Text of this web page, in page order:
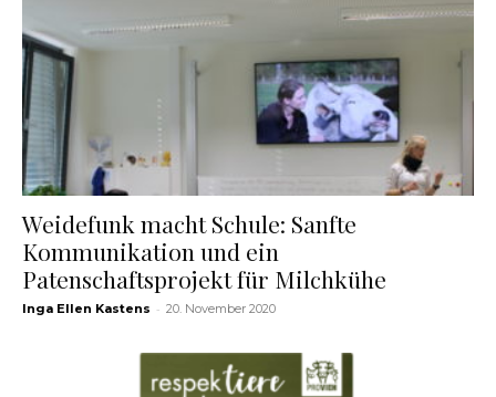
Weidefunk macht Schule: Sanfte
Kommunikation und ein
Patenschaftsprojekt für Milchkühe
Inga Ellen Kastens - 20. November 2020